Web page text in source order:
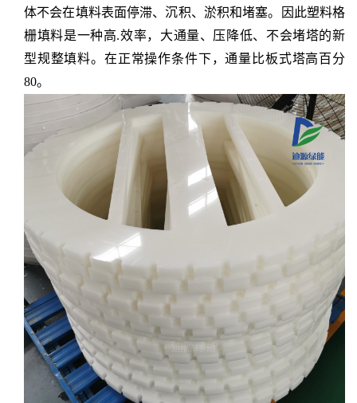
体不会在填料表面停滞、沉积、淤积和堵塞。因此塑料格
栅填料是一种高.效率，大通量、压降低、不会堵塔的新
型规整填料。在正常操作条件下，通量比板式塔高百分
80。